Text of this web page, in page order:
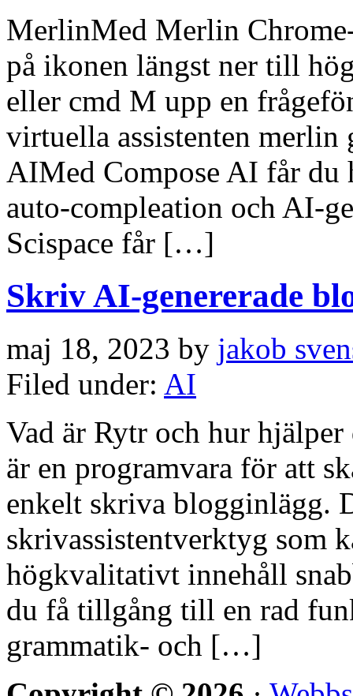
MerlinMed Merlin
på ikonen längst ner till
eller cmd M upp en
virtuella assistenten merlin
AIMed Compose AI får du
auto-compleation och AI-
Scispace får […]
Skriv AI-genererade
maj 18, 2023 by jakob
Filed under: AI
Vad är Rytr och hur
är en programvara för att
enkelt skriva blogginlägg.
skrivassistentverktyg som
högkvalitativt innehåll
du få tillgång till en rad
grammatik- och […]